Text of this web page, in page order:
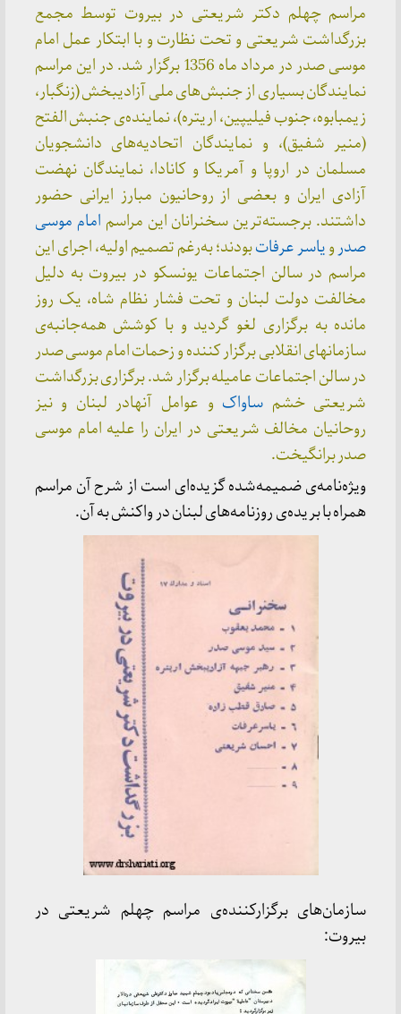
مراسم چهلم دکتر شریعتی در بیروت توسط مجمع
بزرگداشت شریعتی و تحت نظارت و با ابتکار عمل امام
موسی صدر در مرداد ماه 1356 برگزار شد. در این مراسم
نمایندگان بسیاری از جنبش‌های ملی آزادیبخش (زنگبار،
زیمبابوه، جنوب فیلیپین، اریتره)، نماینده‌ی جنبش الفتح
(منیر شفیق)، و نمایندگان اتحادیه‌های دانشجویان
مسلمان در اروپا و آمریکا و کانادا، نمایندگان نهضت
آزادی ایران و بعضی از روحانیون مبارز ایرانی حضور
داشتند. برجسته‌ترین سخنرانان این مراسم امام موسی
صدرویاسر عرفاتبودند؛ به‌‌رغم تصمیم اولیه، اجرای این
مراسم در سالن اجتماعات یونسکو در بیروت به دلیل
مخالفت دولت لبنان و تحت فشار نظام شاه، یک روز
مانده به برگزاری لغو گردید و با کوشش همه‌جانبه‌ی
سازمانهای انقلابی برگزار کننده و زحمات امام موسی صدر
در سالن اجتماعات عامیله برگزار شد. برگزاری بزرگداشت
شریعتی خشم ساواک و عوامل آنهادر لبنان و نیز
روحانیان مخالف شریعتی در ایران را علیه امام موسی
صدر برانگیخت.
ویژه‌نامه‌ی ضمیمه‌شده گزیده‌ای است از شرح آن مراسم
همراه با بریده‌ی روزنامه‌های لبنان در واکنش به آن.
سازمان‌های برگزارکننده‌ی مراسم چهلم شریعتی در
بیروت: